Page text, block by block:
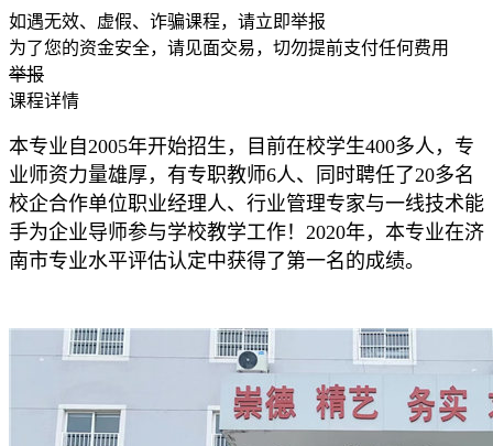
如遇无效、虚假、诈骗课程，请立即举报
为了您的资金安全，请见面交易，切勿提前支付任何费用
举报
课程详情
本专业自2005年开始招生，目前在校学生400多人，专
业师资力量雄厚，有专职教师6人、同时聘任了20多名
校企合作单位职业经理人、行业管理专家与一线技术能
手为企业导师参与学校教学工作！2020年，本专业在济
南市专业水平评估认定中获得了第一名的成绩。